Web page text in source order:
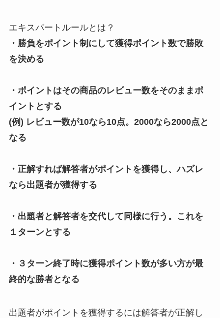
エキスパートルールとは？
・勝負をポイント制にして獲得ポイント数で勝敗
を決める
・ポイントはその商品のレビュー数をそのままポ
イントとする
(例) レビュー数が10なら10点。2000なら2000点と
なる
・正解すれば解答者がポイントを獲得し、ハズレ
なら出題者が獲得する
・出題者と解答者を交代して同様に行う。これを
１ターンとする
・３ターン終了時に獲得ポイント数が多い方が最
終的な勝者となる
出題者がポイントを獲得するには解答者が正解し